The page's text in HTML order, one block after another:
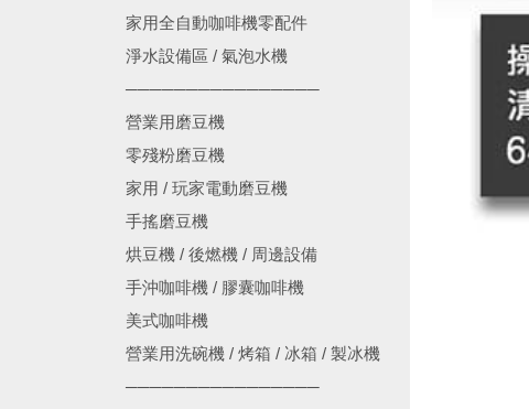
家用全自動咖啡機零配件
淨水設備區 / 氣泡水機
────────────────
營業用磨豆機
零殘粉磨豆機
家用 / 玩家電動磨豆機
手搖磨豆機
烘豆機 / 後燃機 / 周邊設備
手沖咖啡機 / 膠囊咖啡機
美式咖啡機
營業用洗碗機 / 烤箱 / 冰箱 / 製冰機
────────────────